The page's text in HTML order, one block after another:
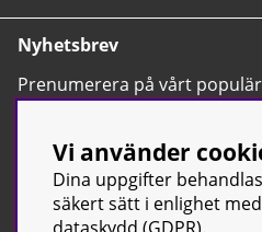
Nyhetsbrev
Prenumerera på vårt
tips, nyheter och våra allra
Vi använder
Dina uppgifter
säkert sätt i enlighet